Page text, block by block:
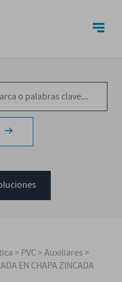
>PVC>Auxiliares>
EN CHAPA ZINCADA